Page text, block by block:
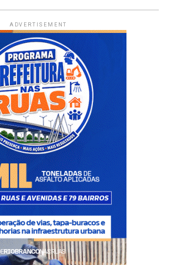
ADVERTISEMENT